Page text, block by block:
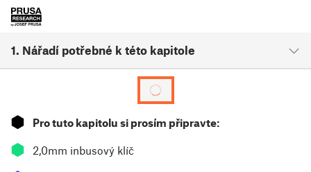
1. Nářadí potřebné k této kapitole
⬢ Pro tuto kapitolu si prosím připravte:
⬢ 2,0mm inbusový klíč